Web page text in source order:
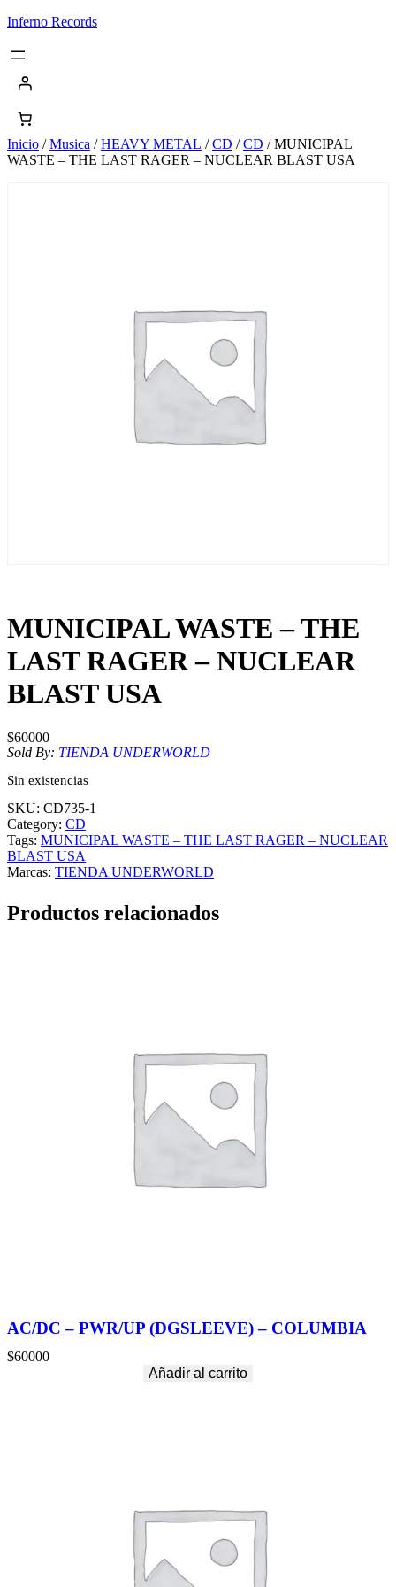
Saltar
contenido
Inferno Records
Inicio /Musica /HEAVY METAL /CD /CD / MUNICIPAL
WASTE – THE LAST RAGER – NUCLEAR BLAST USA
MUNICIPAL WASTE – THE
LAST RAGER – NUCLEAR
BLAST USA
$60000
Sold By: TIENDA UNDERWORLD
Sin existencias
SKU: CD735-1
Category: CD
Tags: MUNICIPAL WASTE – THE LAST RAGER – NUCLEAR
BLAST USA
Marcas: TIENDA UNDERWORLD
Productos relacionados
AC/DC – PWR/UP (DGSLEEVE) – COLUMBIA
$60000
Añadir al carrito